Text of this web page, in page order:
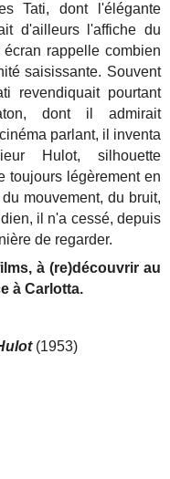
Tati, dont l'élégante
d'ailleurs l'affiche du
rappelle combien
saisissante. Souvent
revendiquait pourtant
dont il admirait
parlant, il inventa
Hulot, silhouette
toujours légèrement en
mouvement, du bruit,
il n'a cessé, depuis
de regarder.
à (re)découvrir au
à Carlotta.
(1953)